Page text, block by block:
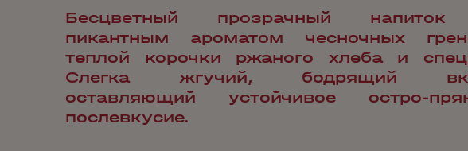
Бесцветный прозрачный
пикантным ароматом чесночных
теплой корочки ржаного хлеба и
Слегка жгучий, бодрящий
оставляющий устойчивое остро-
послевкусие.